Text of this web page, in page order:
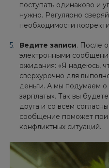
поступать одинаково и
нужно. Регулярно
необходимости
Ведите записи. После
электронными
ожидания: «Я надеюсь,
сверхурочно для
деньги. А мы подумаем
зарплаты». Так вы
друга и со всем
сообщение поможет при
конфликтных ситуаций.